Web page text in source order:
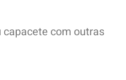
com outras